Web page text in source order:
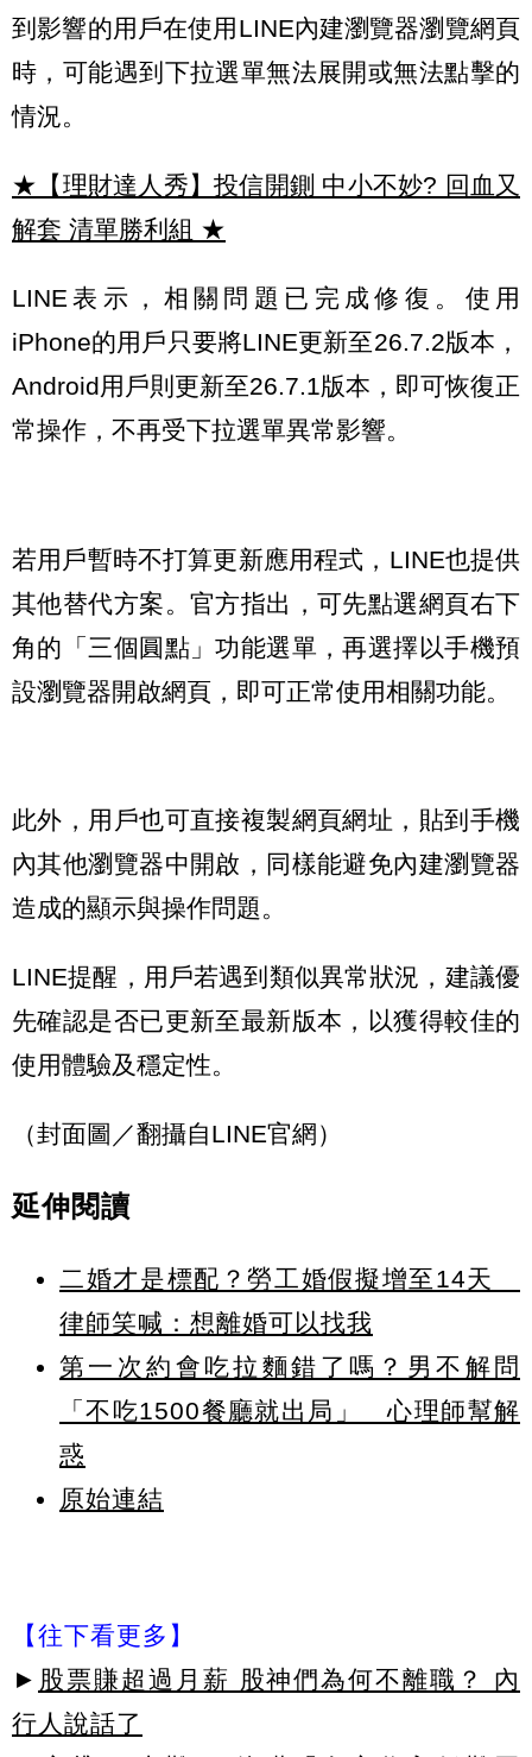
到影響的用戶在使用LINE內建瀏覽器瀏覽網頁
時，可能遇到下拉選單無法展開或無法點擊的
情況。
★【理財達人秀】投信開鍘 中小不妙? 回血又
解套 清單勝利組 ★
LINE表示，相關問題已完成修復。使用
iPhone的用戶只要將LINE更新至26.7.2版本，
Android用戶則更新至26.7.1版本，即可恢復正
常操作，不再受下拉選單異常影響。
若用戶暫時不打算更新應用程式，LINE也提供
其他替代方案。官方指出，可先點選網頁右下
角的「三個圓點」功能選單，再選擇以手機預
設瀏覽器開啟網頁，即可正常使用相關功能。
此外，用戶也可直接複製網頁網址，貼到手機
內其他瀏覽器中開啟，同樣能避免內建瀏覽器
造成的顯示與操作問題。
LINE提醒，用戶若遇到類似異常狀況，建議優
先確認是否已更新至最新版本，以獲得較佳的
使用體驗及穩定性。
（封面圖／翻攝自LINE官網）
延伸閱讀
二婚才是標配？勞工婚假擬增至14天
律師笑喊：想離婚可以找我
第一次約會吃拉麵錯了嗎？男不解問
「不吃1500餐廳就出局」 心理師幫解
惑
原始連結
【往下看更多】
► 股票賺超過月薪 股神們為何不離職？ 內
行人說話了